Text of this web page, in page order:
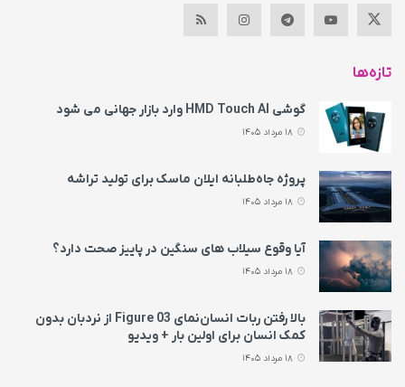
تازه‌ها
گوشی HMD Touch AI وارد بازار جهانی می‌ شود
پروژه جاه‌طلبانه ایلان ماسک برای تولید تراشه
آیا وقوع سیلاب های سنگین در پاییز صحت دارد؟
بالا رفتن ربات انسان‌نمای Figure 03 از نردبان بدون
کمک انسان برای اولین بار + ویدیو